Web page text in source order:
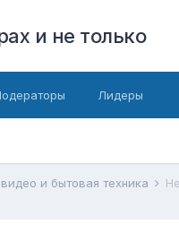
и не только
Лидеры
и бытовая техника